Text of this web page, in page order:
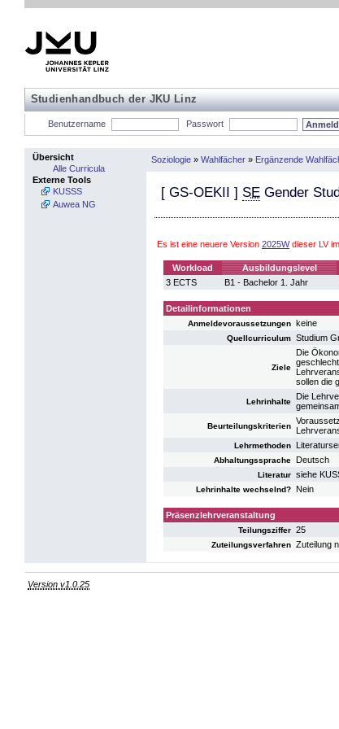
Studienhandbuch der JKU Linz
Benutzername Passwort
Übersicht
Alle Curricula
Externe Tools
KUSSS
Auwea NG
Soziologie » Wahlfächer » Ergänzende
[ GS-OEKII ] SE Gender
Es ist eine neuere Version 2025Wdieser LV
Workload Ausbildungslevel
3 ECTS
B1 - Bachelor 1. Jahr
Detailinformationen
Anmeldevoraussetzungen keine
Quellcurriculum Studium
Ziele
Die
sollen die
Lehrinhalte
Die
Beurteilungskriterien
Lehrmethoden
Abhaltungssprache Deutsch
Literatur siehe
Lehrinhalte wechselnd? Nein
Präsenzlehrveranstaltung
Teilungsziffer 25
Zuteilungsverfahren Zuteilung
Version v1.0.25